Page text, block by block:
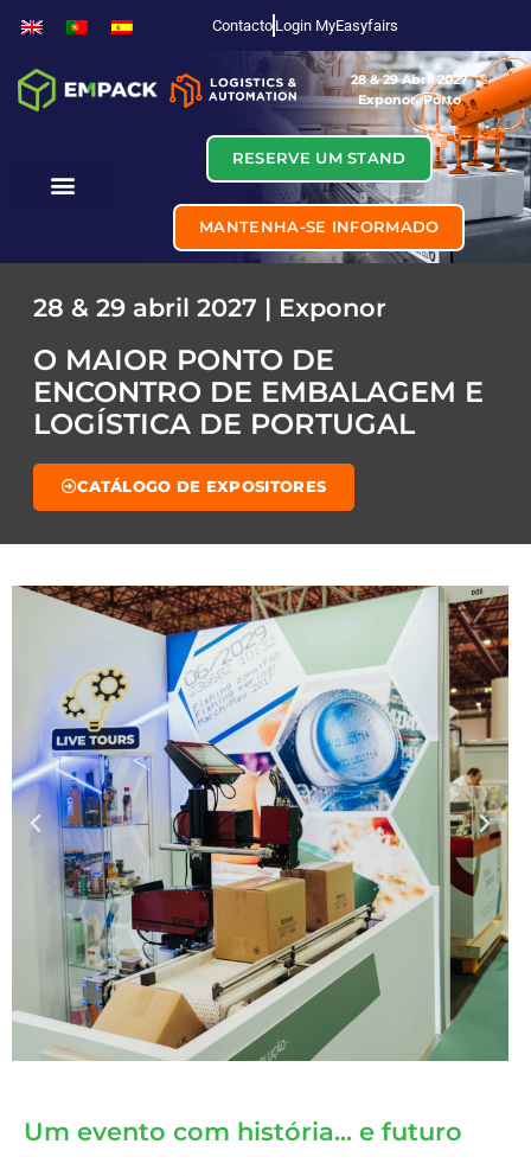
Contacto Login MyEasyfairs
28 & 29 Abril 2027
Exponor, Porto
RESERVE UM STAND
MANTENHA-SE INFORMADO
28 & 29 abril 2027 | Exponor
O MAIOR PONTO DE
ENCONTRO DE EMBALAGEM E
LOGÍSTICA DE PORTUGAL
CATÁLOGO DE EXPOSITORES
Um evento com história... e futuro